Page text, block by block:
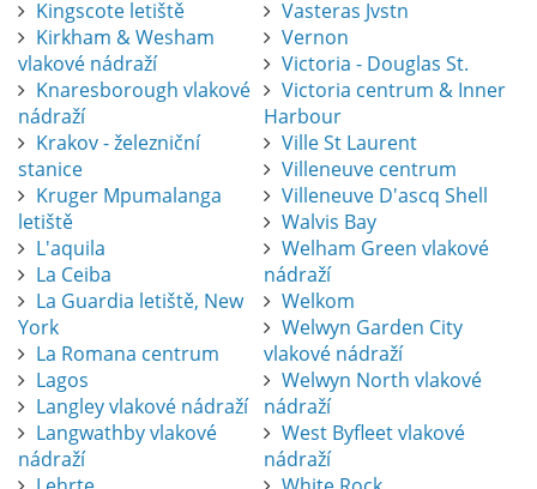
Kingscote letiště
Kirkham & Wesham
vlakové nádraží
Knaresborough vlakové
nádraží
Krakov - železniční
stanice
Kruger Mpumalanga
letiště
L'aquila
La Ceiba
La Guardia letiště, New
York
La Romana centrum
Lagos
Langley vlakové nádraží
Langwathby vlakové
nádraží
Vasteras Jvstn
Vernon
Victoria - Douglas St.
Victoria centrum & Inner
Harbour
Ville St Laurent
Villeneuve centrum
Villeneuve D'ascq Shell
Walvis Bay
Welham Green vlakové
nádraží
Welkom
Welwyn Garden City
vlakové nádraží
Welwyn North vlakové
nádraží
West Byfleet vlakové
nádraží